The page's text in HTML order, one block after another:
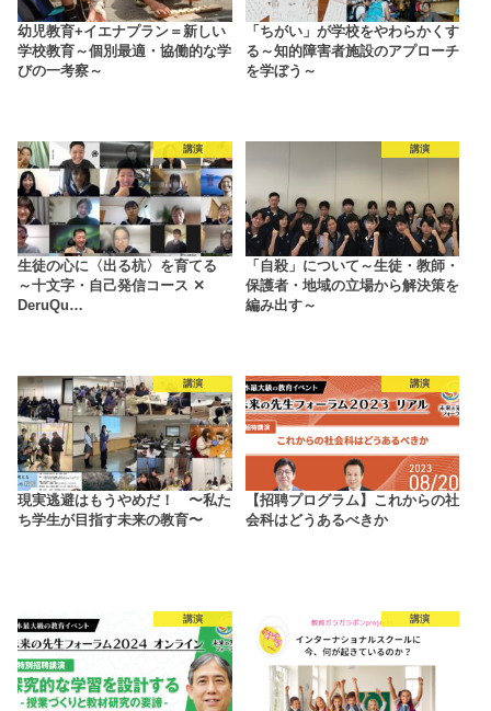
幼児教育+イエナプラン＝新しい
学校教育～個別最適・協働的な学
びの一考察～
「ちがい」が学校をやわらかくす
る～知的障害者施設のアプローチ
を学ぼう～
講演
生徒の心に〈出る杭〉を育てる
～十文字・自己発信コース ✕
DeruQu…
講演
「自殺」について～生徒・教師・
保護者・地域の立場から解決策を
編み出す～
講演
現実逃避はもうやめだ！ 〜私た
ち学生が目指す未来の教育〜
講演
【招聘プログラム】これからの社
会科はどうあるべきか
講演 講演